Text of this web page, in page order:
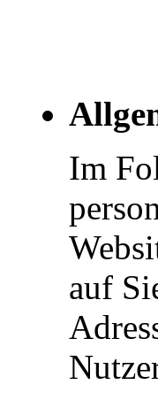
Im
auf